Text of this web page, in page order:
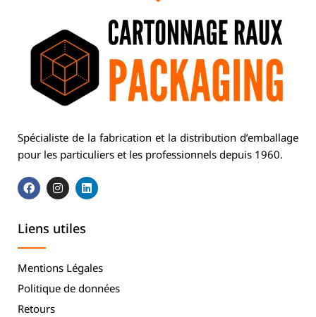
Spécialiste de la fabrication et la distribution d’emballage
pour les particuliers et les professionnels depuis 1960.
Liens utiles
Mentions Légales
Politique de données
Retours